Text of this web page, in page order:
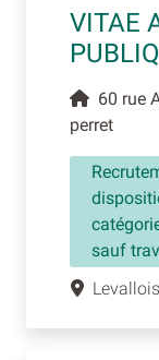
VITAE
60 rue
perret
sauf